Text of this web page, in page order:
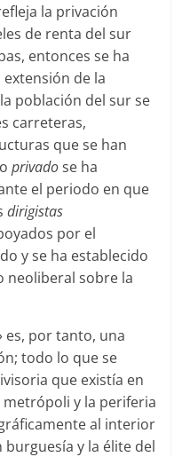
la privación
de renta del sur
entonces se ha
de la
población del sur se
carreteras,
que se han
privadose ha
el periodo en que
dirigistas
por el
y se ha establecido
neoliberal sobre la
es, por tanto, una
todo lo que se
que existía en
y la periferia
al interior
y la élite del